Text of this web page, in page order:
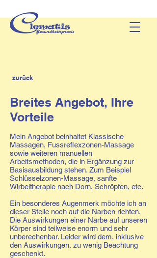
zurück
Breites Angebot, Ihre
Vorteile
Mein Angebot beinhaltet Klassische
Massagen, Fussreflexzonen-Massage
sowie weiteren manuellen
Arbeitsmethoden, die in Ergänzung zur
Basisausbildung stehen. Zum Beispiel
Schlüsselzonen-Massage, sanfte
Wirbeltherapie nach Dorn, Schröpfen, etc.
Ein besonderes Augenmerk möchte ich an
dieser Stelle noch auf die Narben richten.
Die Auswirkungen einer Narbe auf unseren
Körper sind teilweise enorm und sehr
unberechenbar. Leider wird dem, inklusive
den Auswirkungen, zu wenig Beachtung
geschenkt.